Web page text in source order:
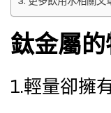
鈦金屬
1.輕量卻擁